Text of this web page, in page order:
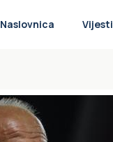
Naslovnica Vijesti